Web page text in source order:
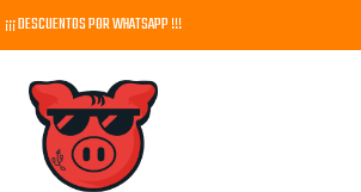
¡¡¡ DESCUENTOS POR WHATSAPP !!!